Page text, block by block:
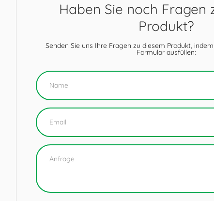
Haben Sie noch Fragen
Produkt?
Senden Sie uns Ihre Fragen zu diesem Produkt,
Formular ausfüllen: